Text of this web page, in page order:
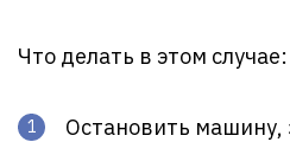
Что делать в этом случае:
Остановить машину,